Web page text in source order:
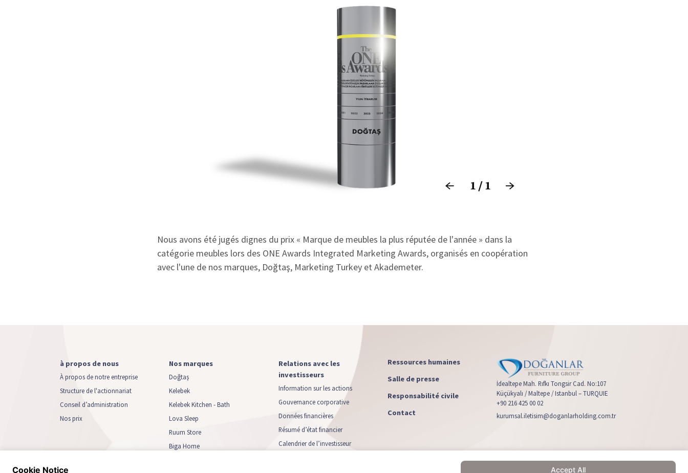
1/1
Nous avons été jugés dignes du prix « Marque de meubles la plus réputée de l'année » dans la
catégorie meubles lors des ONE Awards Integrated Marketing Awards, organisés en coopération
avec l'une de nos marques, Doğtaş, Marketing Turkey et Akademeter.
à propos de nous
À propos de notre entreprise
Structure de l'actionnariat
Conseil d’administration
Nos prix
Nos marques
Doğtaş
Kelebek
Kelebek Kitchen - Bath
Lova Sleep
Ruum Store
Biga Home
Relations avec les
investisseurs
Information sur les actions
Gouvernance corporative
Données financières
Résumé d’état financier
Calendrier de l’investisseur
Ressources humaines
Salle de presse
Responsabilité civile
Contact
İdealtepe Mah. Rıfkı Tongsir Cad. No:107
Küçükyalı / Maltepe / Istanbul – TURQUIE
+90 216 425 00 02
kurumsal.iletisim@doganlarholding.com.tr
Cookie Notice Accept All